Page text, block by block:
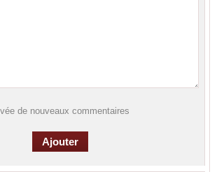
de nouveaux commentaires